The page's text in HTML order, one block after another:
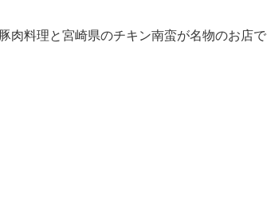
肉料理と宮崎県のチキン南蛮が名物のお店で